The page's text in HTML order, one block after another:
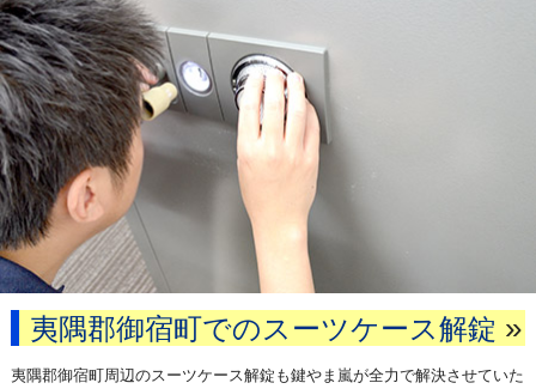
夷隅郡御宿町でのスーツケース解錠 »
夷隅郡御宿町周辺のスーツケース解錠も鍵やま嵐が全力で解決させていた